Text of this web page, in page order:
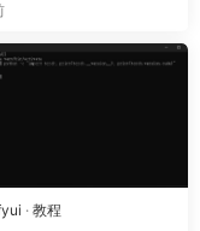
· 教程